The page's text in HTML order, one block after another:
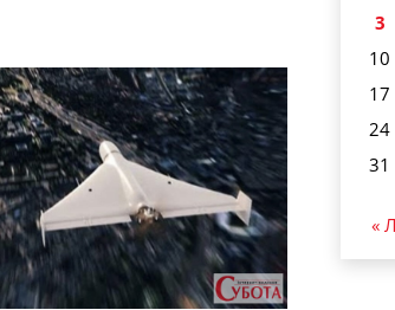
3
10
17
24
31
«